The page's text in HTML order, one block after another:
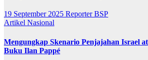
19 September 2025 Reporter BSP
Artikel Nasional
Mengungkap Skenario Penjajahan Israel
Buku Ilan Pappé